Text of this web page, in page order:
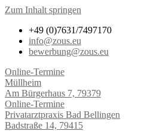
Zum Inhalt springen
+49 (0)7631/7497170
info@zous.eu
bewerbung@zous.eu
Online-Termine
Müllheim
Am Bürgerhaus 7, 79379
Online-Termine
Privatarztpraxis Bad Bellingen
Badstraße 14, 79415